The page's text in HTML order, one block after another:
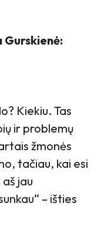
Kiekiu. Tas
ir problemų
žmonės
tačiau, kai esi
jau
– išties